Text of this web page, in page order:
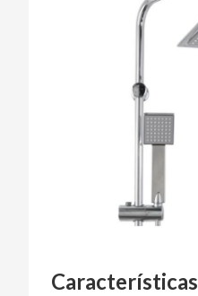
Características